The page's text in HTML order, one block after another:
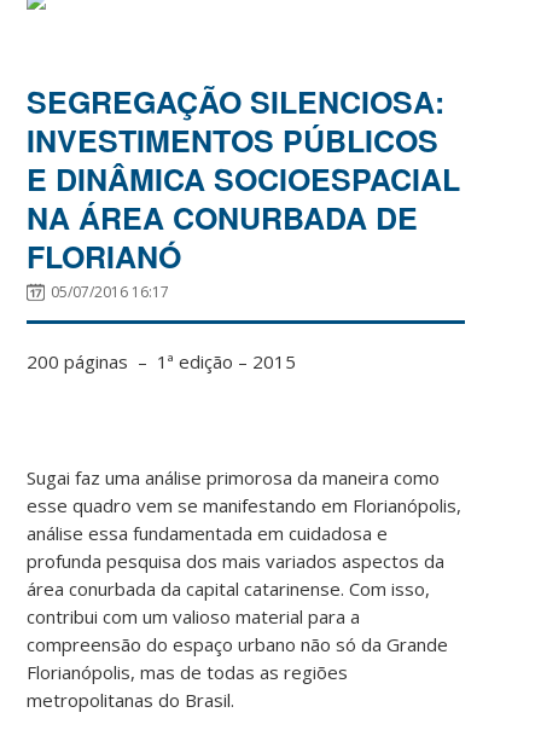
SEGREGAÇÃO SILENCIOSA:
INVESTIMENTOS PÚBLICOS
E DINÂMICA SOCIOESPACIAL
NA ÁREA CONURBADA DE
FLORIANÓ
05/07/2016 16:17
200 páginas – 1ª edição – 2015
Sugai faz uma análise primorosa da maneira como
esse quadro vem se manifestando em Florianópolis,
análise essa fundamentada em cuidadosa e
profunda pesquisa dos mais variados aspectos da
área conurbada da capital catarinense. Com isso,
contribui com um valioso material para a
compreensão do espaço urbano não só da Grande
Florianópolis, mas de todas as regiões
metropolitanas do Brasil.